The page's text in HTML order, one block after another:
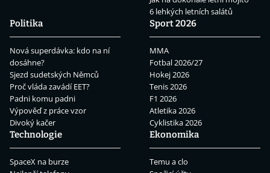
6 lehkých letních salátů
Politika
Nová superdávka: kdo na ní
dosáhne?
Sjezd sudetských Němců
Proč vláda zavádí EET?
Padni komu padni
Výpověď z práce vzor
Divoký kačer
Sport 2026
MMA
Fotbal 2026/27
Hokej 2026
Tenis 2026
F1 2026
Atletika 2026
Cyklistika 2026
Technologie
SpaceX na burze
Ekonomika
Temu a clo